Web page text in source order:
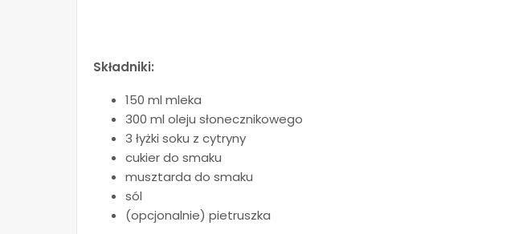
Składniki:
150 ml mleka
300 ml oleju słonecznikowego
3 łyżki soku z cytryny
cukier do smaku
musztarda do smaku
sól
(opcjonalnie) pietruszka